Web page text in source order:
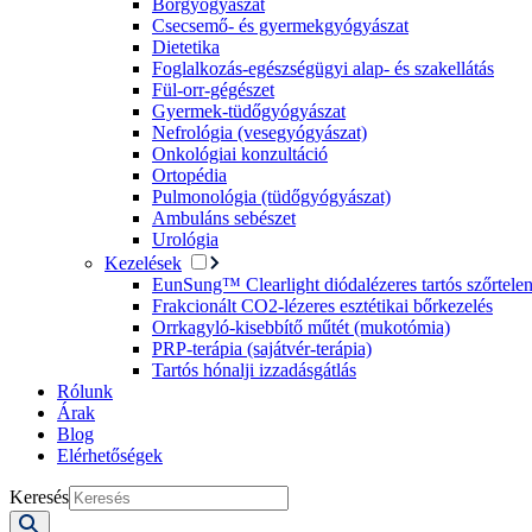
Bőrgyógyászat
Csecsemő- és gyermekgyógyászat
Dietetika
Foglalkozás-egészségügyi alap- és szakellátás
Fül-orr-gégészet
Gyermek-tüdőgyógyászat
Nefrológia (vesegyógyászat)
Onkológiai konzultáció
Ortopédia
Pulmonológia (tüdőgyógyászat)
Ambuláns sebészet
Urológia
Kezelések
EunSung™ Clearlight diódalézeres tartós
Frakcionált CO2-lézeres esztétikai bőrkezelés
Orrkagyló-kisebbítő műtét (mukotómia)
PRP-terápia (sajátvér-terápia)
Tartós hónalji izzadásgátlás
Rólunk
Árak
Blog
Elérhetőségek
Keresés